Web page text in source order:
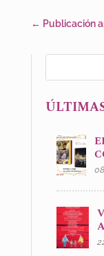
← Publicación